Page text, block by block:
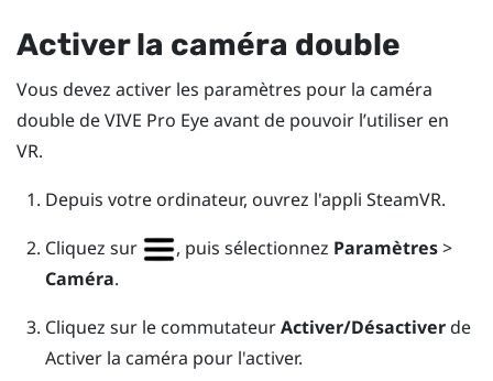
Activer la caméra double
Vous devez activer les paramètres pour la caméra
double deVIVE Pro Eyeavant de pouvoir l’utiliser en
VR.
Depuis votre ordinateur, ouvrez l'appli SteamVR.
Cliquez sur
, puis sélectionnez Paramètres>
Caméra.
Cliquez sur le commutateurActiver/Désactiverde
Activer la caméra pour l'activer.